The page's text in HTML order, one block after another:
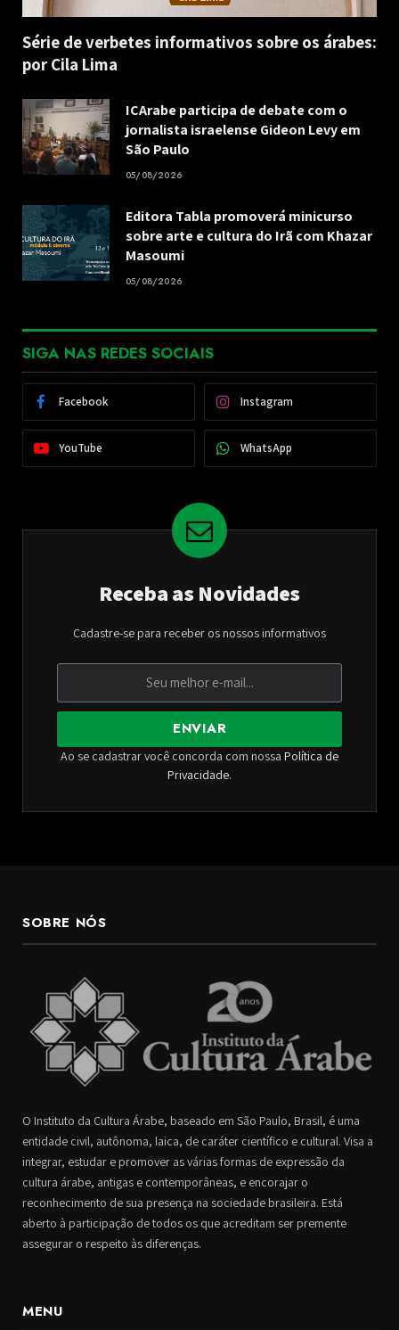
Série de verbetes informativos sobre os árabes:
por Cila Lima
ICArabe participa de debate com o
jornalista israelense Gideon Levy em
São Paulo
05/08/2026
Editora Tabla promoverá minicurso
sobre arte e cultura do Irã com Khazar
Masoumi
05/08/2026
SIGA NAS REDES SOCIAIS
Facebook Instagram
YouTube WhatsApp
Receba as Novidades
Cadastre-se para receber os nossos informativos
ENVIAR
Ao se cadastrar você concorda com nossa Política de
Privacidade.
SOBRE NÓS
O Instituto da Cultura Árabe, baseado em São Paulo, Brasil, é uma
entidade civil, autônoma, laica, de caráter científico e cultural. Visa a
integrar, estudar e promover as várias formas de expressão da
cultura árabe, antigas e contemporâneas, e encorajar o
reconhecimento de sua presença na sociedade brasileira. Está
aberto à participação de todos os que acreditam ser premente
assegurar o respeito às diferenças.
MENU